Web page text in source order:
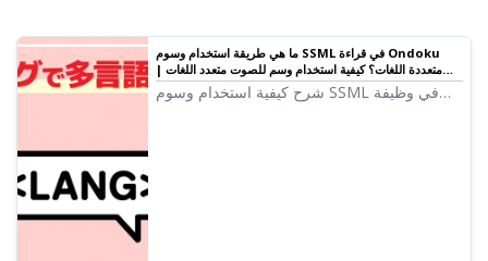
ما هي طريقة استخدام وسوم SSML في قراءة Ondoku
متعددة اللغات؟ كيفية استخدام وسم للصوت متعدد اللغات |
برنامج قراءة النصوص Ondoku
شرح كيفية استخدام وسوم SSML في وظيفة